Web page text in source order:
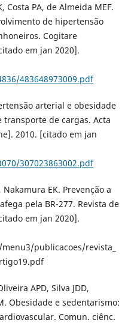
Costa PA, de Almeida MEF.
de hipertensão
Cogitare
em jan 2020].
483648973009.pdf
arterial e obesidade
de cargas. Acta
2010. [citado em jan
307023863002.pdf
EK. Prevenção a
pela BR-277. Revista de
em jan 2020].
publicacoes/revista_
APD, Silva JDD,
Obesidade e sedentarismo:
Comun. ciênc.